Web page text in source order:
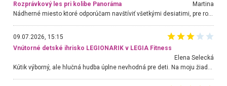
Rozprávkový les pri kolibe Panoráma
Martina
Nádherné miesto ktoré odporúčam navštíviť všetkými desiatimi, pre rodiny s deťmi, dôchodcom... Proste a jednoducho ozaj rozprávkový les.. určite ešte prídeme. Odniesli sme si na pamiatku krásne tričká,
09.07.2026, 15:15
Vnútorné detské ihrisko LEGIONARIK v LEGIA Fitness
Elena Selecká